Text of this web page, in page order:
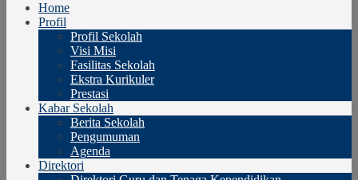
Home
Profil
Profil Sekolah
Visi Misi
Fasilitas Sekolah
Ekstra Kurikuler
Prestasi
Kabar Sekolah
Berita Sekolah
Pengumuman
Agenda
Direktori